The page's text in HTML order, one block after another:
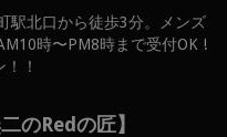
駅北口から徒歩3分。メンズ
時〜PM8時まで受付OK !
！
のRedの匠】